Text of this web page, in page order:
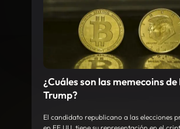
¿Cuáles son las memecoins
Trump?
El candidato republicano a las elecciones